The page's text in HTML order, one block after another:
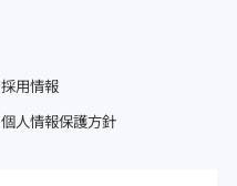
採用情報
個人情報保護方針